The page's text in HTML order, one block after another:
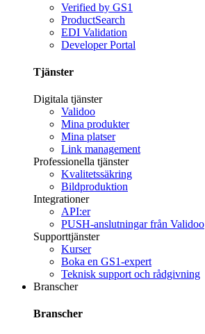
Verified by GS1
ProductSearch
EDI Validation
Developer Portal
Tjänster
Digitala tjänster
Validoo
Mina produkter
Mina platser
Link management
Professionella tjänster
Kvalitetssäkring
Bildproduktion
Integrationer
API:er
PUSH-anslutningar från Validoo
Supporttjänster
Kurser
Boka en GS1-expert
Teknisk support och rådgivning
Branscher
Branscher